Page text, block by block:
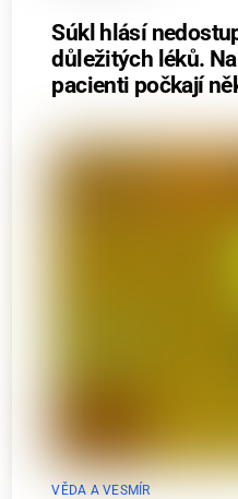
Súkl hlásí
důležitých léků.
pacienti počkají
VĚDA A VESMÍR